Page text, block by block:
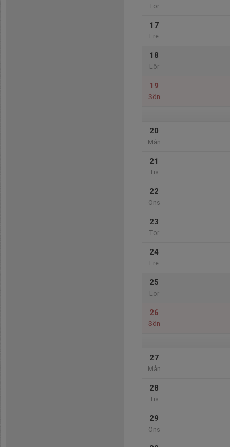
Tor
17
Fre
18
Lör
19
Sön
20
Mån
21
Tis
22
Ons
23
Tor
24
Fre
25
Lör
26
Sön
27
Mån
28
Tis
29
Ons